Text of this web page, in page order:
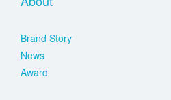
Brand Story
News
Award